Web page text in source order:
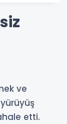
ve
etti.